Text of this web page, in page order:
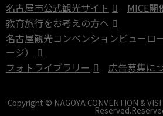
名古屋市公式観光サイト
MICE開
教育旅行をお考えの方へ
名古屋観光コンベンションビューロ
ージ）
フォトライブラリー
広告募集に
Copyright © NAGOYA CONVENTION &